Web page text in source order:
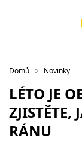
Domů Novinky
LÉTO JE
ZJISTĚTE,
RÁNU